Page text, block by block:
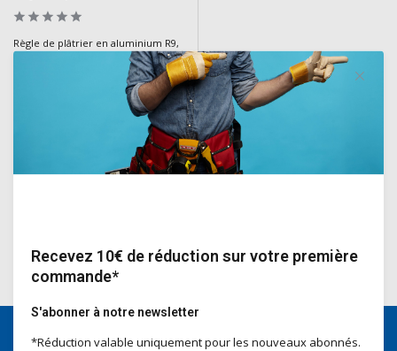
Règle de plâtrier en aluminium R9,
en aluminium durable. Idéal pour
les plâtriers et les experts en
construction pour un travail de
précision lors de l'égalisation des
€37,25
Recevez 10€ de réduction sur votre première
commande*
S'abonner à notre newsletter
*Réduction valable uniquement pour les nouveaux abonnés.